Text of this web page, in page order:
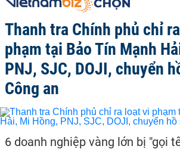
Thanh tra Chính phủ chỉ
phạm tại Bảo Tín Mạnh
PNJ, SJC, DOJI, chuyển
Công an
6 doanh nghiệp vàng lớn bị "gọi